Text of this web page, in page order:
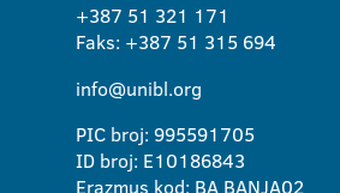
+387 51 321 171
Faks: +387 51 315 694
info@unibl.org
PIC broj: 995591705
ID broj: E10186843
Erazmus kod: BA BANJA02